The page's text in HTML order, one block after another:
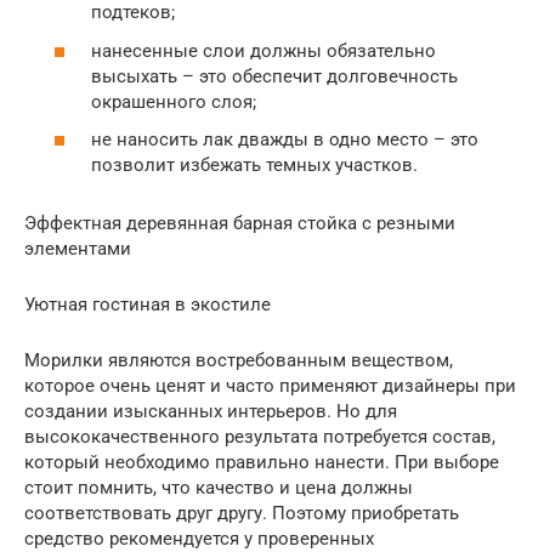
подтеков;
нанесенные слои должны обязательно
высыхать – это обеспечит долговечность
окрашенного слоя;
не наносить лак дважды в одно место – это
позволит избежать темных участков.
Эффектная деревянная барная стойка с резными
элементами
Уютная гостиная в экостиле
Морилки являются востребованным веществом,
которое очень ценят и часто применяют дизайнеры при
создании изысканных интерьеров. Но для
высококачественного результата потребуется состав,
который необходимо правильно нанести. При выборе
стоит помнить, что качество и цена должны
соответствовать друг другу. Поэтому приобретать
средство рекомендуется у проверенных